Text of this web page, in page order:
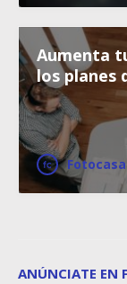
Aumenta
los planes
Fotocasa
ANÚNCIATE EN